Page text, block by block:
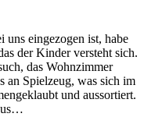
uns eingezogen ist, habe
der Kinder versteht sich.
das Wohnzimmer
an Spielzeug, was sich im
und aussortiert.